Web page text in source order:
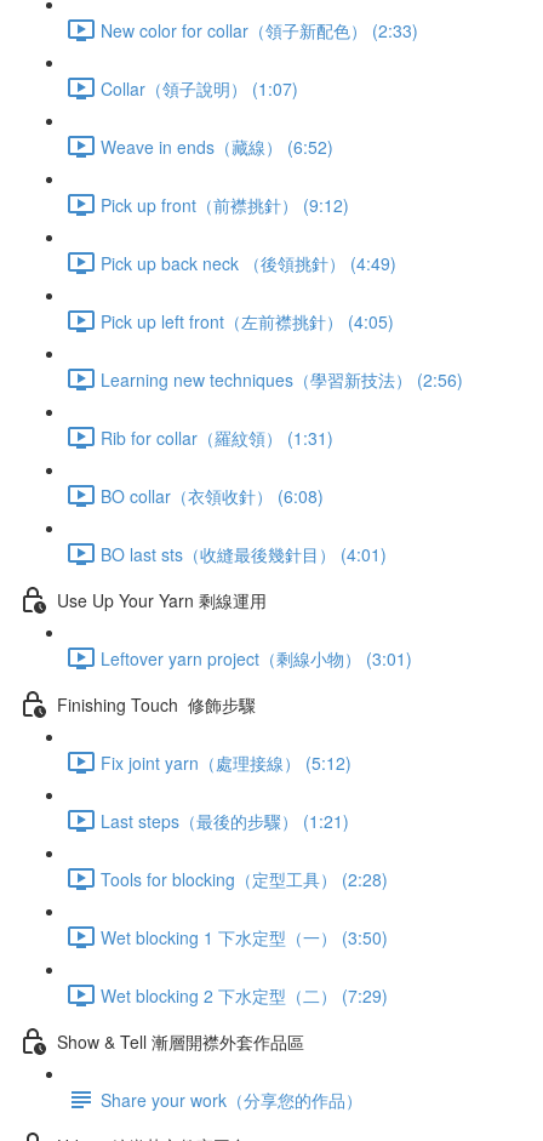
New color for collar（領子新配色） (2:33)
Collar（領子說明） (1:07)
Weave in ends（藏線） (6:52)
Pick up front（前襟挑針） (9:12)
Pick up back neck （後領挑針） (4:49)
Pick up left front（左前襟挑針） (4:05)
Learning new techniques（學習新技法） (2:56)
Rib for collar（羅紋領） (1:31)
BO collar（衣領收針） (6:08)
BO last sts（收縫最後幾針目） (4:01)
Use Up Your Yarn 剩線運用
Leftover yarn project（剩線小物） (3:01)
Finishing Touch 修飾步驟
Fix joint yarn（處理接線） (5:12)
Last steps（最後的步驟） (1:21)
Tools for blocking（定型工具） (2:28)
Wet blocking 1 下水定型（一） (3:50)
Wet blocking 2 下水定型（二） (7:29)
Show & Tell 漸層開襟外套作品區
Share your work（分享您的作品）